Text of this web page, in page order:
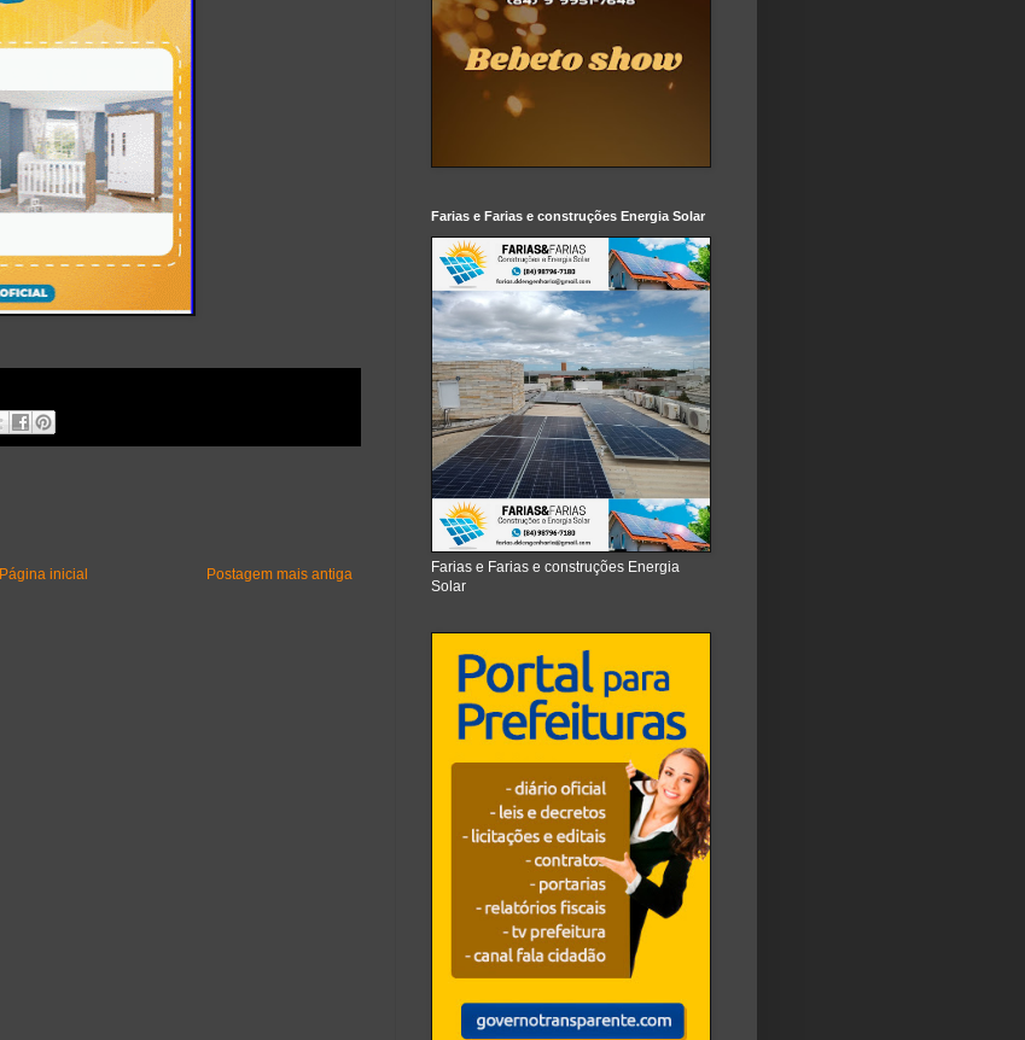
Postagem mais antiga
Página inicial
Farias e Farias e construções Energia Solar
Farias e Farias e construções Energia
Solar